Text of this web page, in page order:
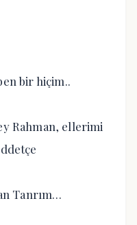
bir hiçim..
Rahman, ellerimi
Tanrım…